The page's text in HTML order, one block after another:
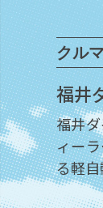
クル
福井
福井
ィー
る軽自